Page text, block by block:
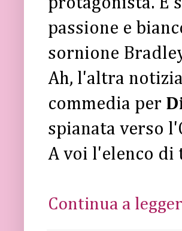
passione e
sornione
Ah, l'altra
commedia per
spianata verso
A voi l'elenco
Continua a